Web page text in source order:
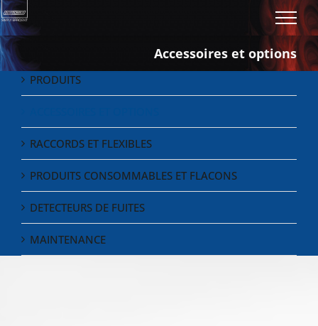
Skip
to
content
Accessoires et options
PRODUITS
RACCORDS ET FLEXIBLES
PRODUITS CONSOMMABLES ET FLACONS
DETECTEURS DE FUITES
MAINTENANCE